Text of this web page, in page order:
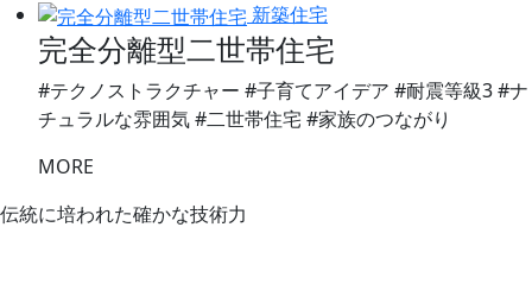
新築住宅
完全分離型二世帯住宅
#テクノストラクチャー #子育てアイデア #耐震等級3 #ナ
チュラルな雰囲気 #二世帯住宅 #家族のつながり
MORE
伝統に培われた確かな技術力